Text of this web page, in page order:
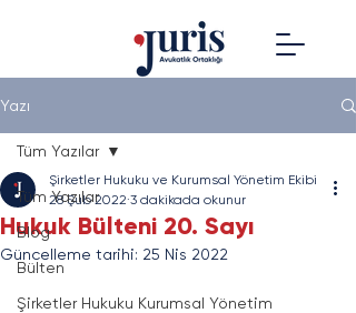
Yazı
Tüm Yazılar
Blog
Bülten
Şirketler Hukuku Kurumsal Yönetim
Tüm Yazılar
Hukuk Bülteni 20. Sayı
Şirketler Hukuku ve Kurumsal Yönetim Ekibi
28 Şub 2022 3 dakikada okunur
Güncelleme tarihi: 25 Nis 2022